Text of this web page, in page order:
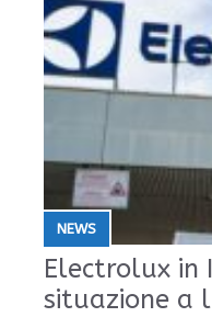
NEWS
Electrolux
situazione a